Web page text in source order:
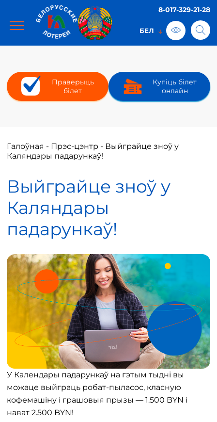
8-017-329-21-28
Праверыць
білет
Купіць білет
онлайн
Галоўная - Прэс-цэнтр - Выйграйце зноў у
Каляндары падарункаў!
Выйграйце зноў у
Каляндары
падарункаў!
У Календары падарункаў на гэтым тыдні вы
можаце выйграць робат-пыласос, класную
кофемашіну і грашовыя прызы — 1.500 BYN і
нават 2.500 BYN!